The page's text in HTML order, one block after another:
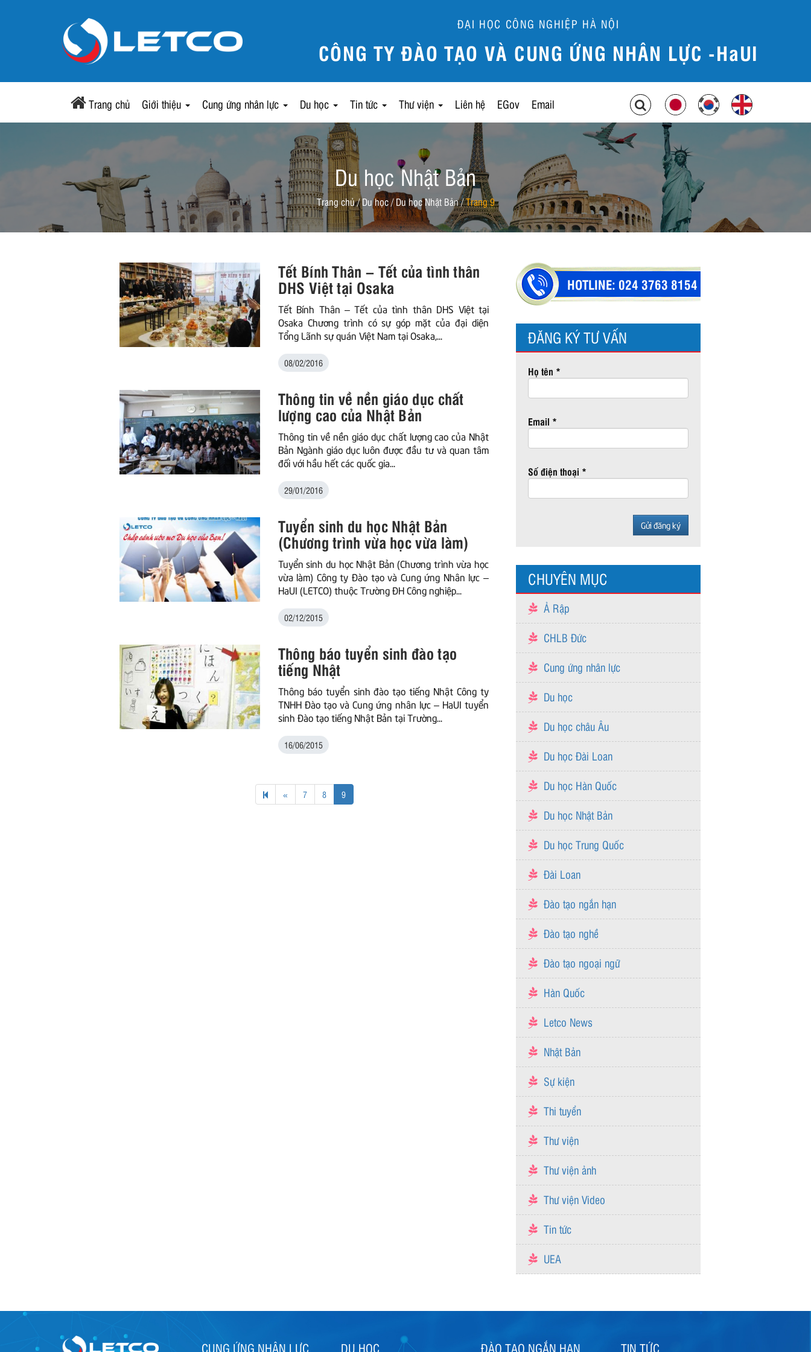
ĐẠI HỌC CÔNG NGHIỆP HÀ NỘI
CÔNG TY ĐÀO TẠO VÀ CUNG ỨNG NHÂN LỰC -HaUI
Trang chủ Giới thiệu Cung ứng nhân lực Du học Tin tức Thư viện Liên hệ EGov Email
Du học Nhật Bản
Trang chủ/Du học/Du học Nhật Bản/Trang 9
Tết Bính Thân – Tết của tình thân
DHS Việt tại Osaka
Tết Bính Thân – Tết của tình thân DHS Việt tại
Osaka Chương trình có sự góp mặt của đại diện
Tổng Lãnh sự quán Việt Nam tại Osaka,...
08/02/2016
Thông tin về nền giáo dục chất
lượng cao của Nhật Bản
Thông tin về nền giáo dục chất lượng cao của Nhật
Bản Ngành giáo dục luôn được đầu tư và quan tâm
đối với hầu hết các quốc gia...
29/01/2016
Tuyển sinh du học Nhật Bản
(Chương trình vừa học vừa làm)
Tuyển sinh du học Nhật Bản (Chương trình vừa học
vừa làm) Công ty Đào tạo và Cung ứng Nhân lực –
HaUI (LETCO) thuộc Trường ĐH Công nghiệp...
02/12/2015
Thông báo tuyển sinh đào tạo
tiếng Nhật
Thông báo tuyển sinh đào tạo tiếng Nhật Công ty
TNHH Đào tạo và Cung ứng nhân lực – HaUI tuyển
sinh Đào tạo tiếng Nhật Bản tại Trường...
16/06/2015
«Previous
page
7 8 9
HOTLINE: 024 3763 8154
ĐĂNG KÝ TƯ VẤN
Họ tên *
Email *
Số điện thoại *
CHUYÊN MỤC
Ả Rập
CHLB Đức
Cung ứng nhân lực
Du học
Du học châu Âu
Du học Đài Loan
Du học Hàn Quốc
Du học Nhật Bản
Du học Trung Quốc
Đài Loan
Đào tạo ngắn hạn
Đào tạo nghề
Đào tạo ngoại ngữ
Hàn Quốc
Letco News
Nhật Bản
Sự kiện
Thi tuyển
Thư viện
Thư viện ảnh
Thư viện Video
Tin tức
UEA
CUNG ỨNG NHÂN LỰC DU HỌC ĐÀO TẠO NGẮN HẠN TIN TỨC